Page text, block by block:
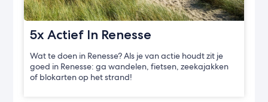
5x Actief In Renesse
Wat te doen in Renesse? Als je van actie houdt zit je
goed in Renesse: ga wandelen, fietsen, zeekajakken
of blokarten op het strand!